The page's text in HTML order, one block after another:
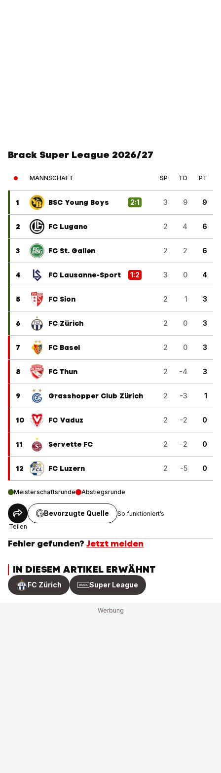
Brack Super League 2026/27
MANNSCHAFT SP TD PT
1 BSC Young Boys 2:1 3 9 9
2 FC Lugano 2 4 6
3 FC St. Gallen 2 2 6
4 FC Lausanne-Sport 1:2 3 0 4
5 FC Sion 2 1 3
6 FC Zürich 2 0 3
7 FC Basel 2 0 3
8 FC Thun 2 -4 3
9 Grasshopper Club Zürich 2 -3 1
10 FC Vaduz 2 -2 0
11 Servette FC 2 -2 0
12 FC Luzern 2 -5 0
Meisterschaftsrunde Abstiegsrunde
Teilen
Bevorzugte Quelle So funktioniert’s
Fehler gefunden? Jetzt melden
IN DIESEM ARTIKEL ERWÄHNT
FC Zürich Super League